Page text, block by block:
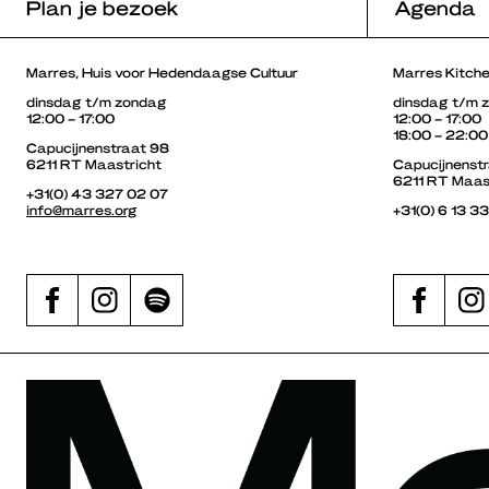
Plan je bezoek Agenda
Marres, Huis voor Hedendaagse Cultuur
dinsdag t/m zondag
12:00 – 17:00
Capucijnenstraat 98
6211 RT Maastricht
+31(0) 43 327 02 07
info@marres.org
Marres
dinsdag t/m
12:00 – 17:00
18:00 – 22:00
6211 RT
+31(0) 6 13